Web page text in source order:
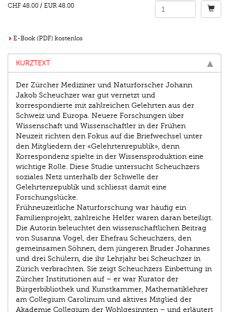
CHF 48.00 / EUR 48.00
E-Book (PDF) kostenlos
KURZTEXT
Der Zürcher Mediziner und Naturforscher Johann
Jakob Scheuchzer war gut vernetzt und
korrespondierte mit zahlreichen Gelehrten aus der
Schweiz und Europa. Neuere Forschungen über
Wissenschaft und Wissenschaftler in der Frühen
Neuzeit richten den Fokus auf die Briefwechsel unter
den Mitgliedern der «Gelehrtenrepublik», denn
Korrespondenz spielte in der Wissensproduktion eine
wichtige Rolle. Diese Studie untersucht Scheuchzers
soziales Netz unterhalb der Schwelle der
Gelehrtenrepublik und schliesst damit eine
Forschungslücke.
Frühneuzeitliche Naturforschung war häufig ein
Familienprojekt, zahlreiche Helfer waren daran beteiligt.
Die Autorin beleuchtet den wissenschaftlichen Beitrag
von Susanna Vogel, der Ehefrau Scheuchzers, den
gemeinsamen Söhnen, dem jüngeren Bruder Johannes
und drei Schülern, die ihr Lehrjahr bei Scheuchzer in
Zürich verbrachten. Sie zeigt Scheuchzers Einbettung in
Zürcher Institutionen auf – er war Kurator der
Bürgerbibliothek und Kunstkammer, Mathematiklehrer
am Collegium Carolinum und aktives Mitglied der
Akademie Collegium der Wohlgesinnten – und erläutert